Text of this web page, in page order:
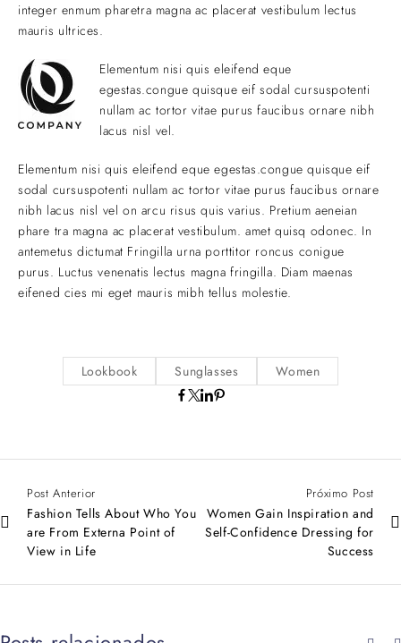
integer enmum pharetra magna ac placerat vestibulum lectus
mauris ultrices.
Elementum nisi quis eleifend eque
egestas.congue quisque eif sodal cursuspotenti
nullam ac tortor vitae purus faucibus ornare nibh
lacus nisl vel.
Elementum nisi quis eleifend eque egestas.congue quisque eif
sodal cursuspotenti nullam ac tortor vitae purus faucibus ornare
nibh lacus nisl vel on arcu risus quis varius. Pretium aeneian
phare tra magna ac placerat vestibulum. amet quisq odonec. In
antemetus dictumat Fringilla urna porttitor roncus conigue
purus. Luctus venenatis lectus magna fringilla. Diam maenas
eifened cies mi eget mauris mibh tellus molestie.
Lookbook Sunglasses Women
Post Anterior
Fashion Tells About Who You
are From Externa Point of
View in Life
Próximo Post
Women Gain Inspiration and
Self-Confidence Dressing for
Success